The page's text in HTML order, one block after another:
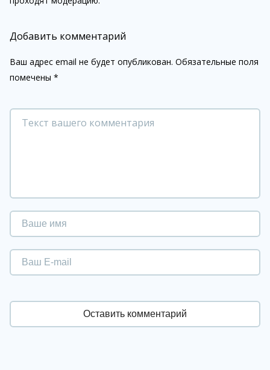
Добавить комментарий
Ваш адрес email не будет опубликован. Обязательные поля
помечены *